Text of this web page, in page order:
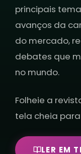
principais
avanços da
do mercado,
debates que
no mundo.
Folheie a
tela cheia
LER EM